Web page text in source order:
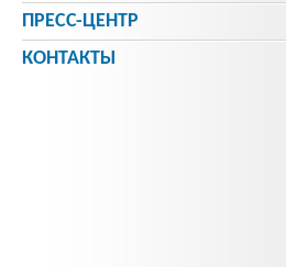
ПРЕСС-ЦЕНТР
КОНТАКТЫ